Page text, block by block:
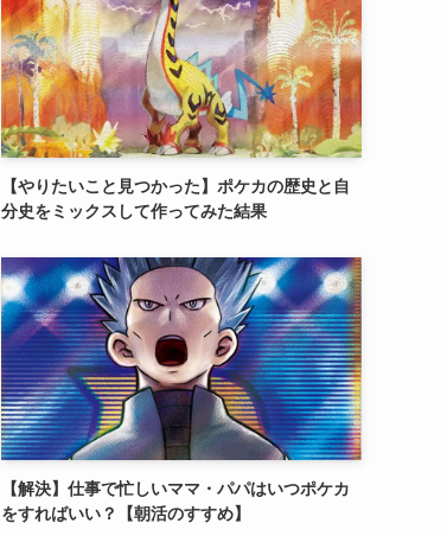
【やりたいこと見つかった】ポケカの歴史と自
分史をミックスして作ってみた結果
【解決】仕事で忙しいママ・パパはいつポケカ
をすればいい？【朝活のすすめ】